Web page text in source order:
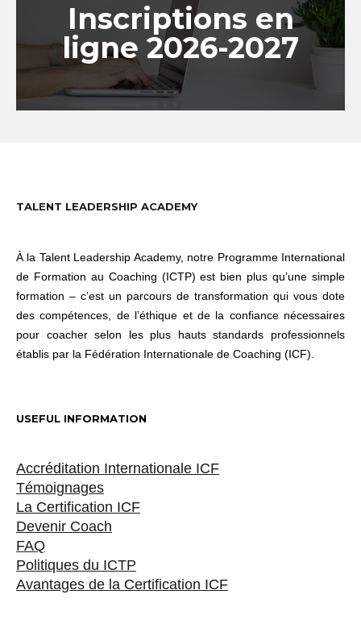
Inscriptions en
ligne 2026-2027
TALENT LEADERSHIP ACADEMY
À la Talent Leadership Academy, notre Programme International
de Formation au Coaching (ICTP) est bien plus qu’une simple
formation – c’est un parcours de transformation qui vous dote
des compétences, de l’éthique et de la confiance nécessaires
pour coacher selon les plus hauts standards professionnels
établis par la Fédération Internationale de Coaching (ICF).
USEFUL INFORMATION
Accréditation Internationale ICF
Témoignages
La Certification ICF
Devenir Coach
FAQ
Politiques du ICTP
Avantages de la Certification ICF